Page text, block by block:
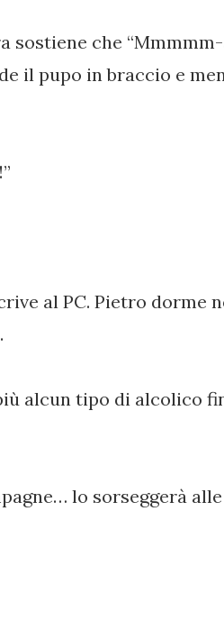
sostiene che
il pupo in braccio e
al PC. Pietro dorme
alcun tipo di alcolico
lo sorseggerà